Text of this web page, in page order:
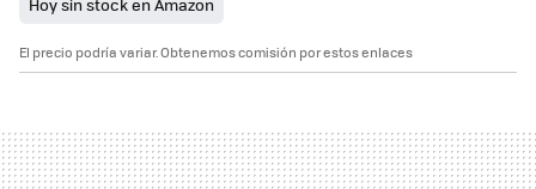
Hoy sin stock en Amazon
El precio podría variar. Obtenemos comisión por estos enlaces